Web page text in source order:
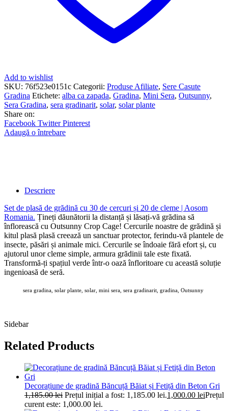
Add to wishlist
SKU: 76f523e0151c Categorii: Produse Afiliate, Sere Casute
Gradina Etichete: alba ca zapada, Gradina, Mini Sera, Outsunny,
Sera Gradina, sera gradinarit, solar, solar plante
Share on:
Facebook Twitter Pinterest
Adaugă o întrebare
Descriere
Set de plasă de grădină cu 30 de cercuri și 20 de cleme | Aosom
Romania. Țineți dăunătorii la distanță și lăsați-vă grădina să
înflorească cu Outsunny Crop Cage! Cercurile noastre de grădină și
kitul plasă plasă creează un sanctuar protector, ferindu-vă plantele de
insecte, păsări și animale mici. Cercurile se îndoaie fără efort și, cu
ajutorul unor cleme simple, armura grădinii tale este fixată.
Transformă-ți spațiul verde într-o oază înfloritoare cu această soluție
ingenioasă de seră.
sera gradina, solar plante, solar, mini sera, sera gradinarit, gradina, Outsunny
Sidebar
Related Products
Decorațiune de gradină Băncuță Băiat și Fetiță din Beton Gri
1,185.00lei Prețul inițial a fost: 1,185.00 lei.1,000.00 leiPrețul
curent este: 1,000.00 lei.